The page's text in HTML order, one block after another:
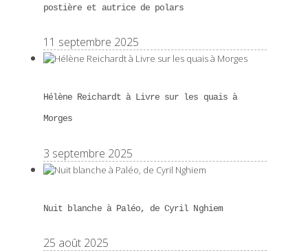
postière et autrice de polars
11 septembre 2025
Hélène Reichardt à Livre sur les quais à
Morges
3 septembre 2025
Nuit blanche à Paléo, de Cyril Nghiem
25 août 2025